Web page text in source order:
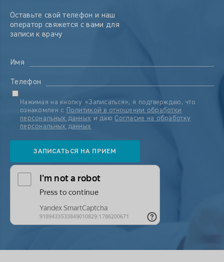
Оставьте свой телефон и наш
оператор свяжется с вами для
записи к врачу
Имя
Телефон
Нажимая на кнопку «Записаться», я подтверждаю, что
ознакомлен с
Политикой в отношении обработки
персональных данных и даю Согласие на обработку
персональных данных